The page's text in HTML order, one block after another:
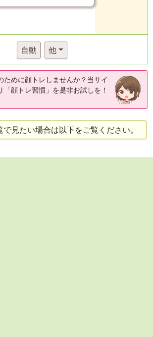
自動 他
ために顔トレしませんか？当サイ
「顔トレ習慣」を是非お試しを！
で見たい場合は以下をご覧ください。